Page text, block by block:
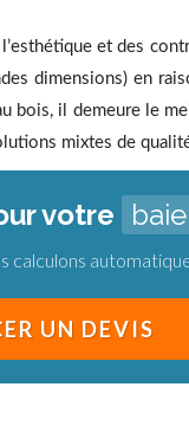
et des
dimensions) en
bois, il demeure le
mixtes de